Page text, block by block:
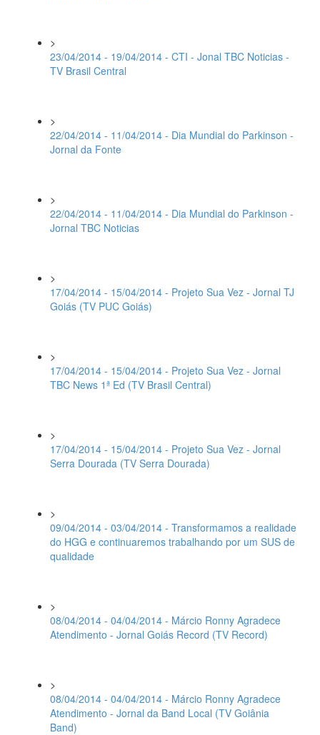
>
23/04/2014 - 19/04/2014 - CTI - Jonal TBC Noticias -
TV Brasil Central
>
22/04/2014 - 11/04/2014 - Dia Mundial do Parkinson -
Jornal da Fonte
>
22/04/2014 - 11/04/2014 - Dia Mundial do Parkinson -
Jornal TBC Noticias
>
17/04/2014 - 15/04/2014 - Projeto Sua Vez - Jornal TJ
Goiás (TV PUC Goiás)
>
17/04/2014 - 15/04/2014 - Projeto Sua Vez - Jornal
TBC News 1ª Ed (TV Brasil Central)
>
17/04/2014 - 15/04/2014 - Projeto Sua Vez - Jornal
Serra Dourada (TV Serra Dourada)
>
09/04/2014 - 03/04/2014 - Transformamos a realidade
do HGG e continuaremos trabalhando por um SUS de
qualidade
>
08/04/2014 - 04/04/2014 - Márcio Ronny Agradece
Atendimento - Jornal Goiás Record (TV Record)
>
08/04/2014 - 04/04/2014 - Márcio Ronny Agradece
Atendimento - Jornal da Band Local (TV Goiânia
Band)